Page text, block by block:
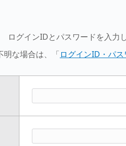
ログインIDとパスワードを入力
明な場合は、「ログインID・パ